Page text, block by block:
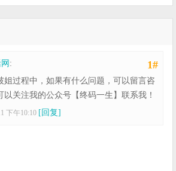
1#
:
姐过程中，如果有什么问题，可以留言咨
以关注我的公众号【终码一生】联系我！
下午10:10 [回复]